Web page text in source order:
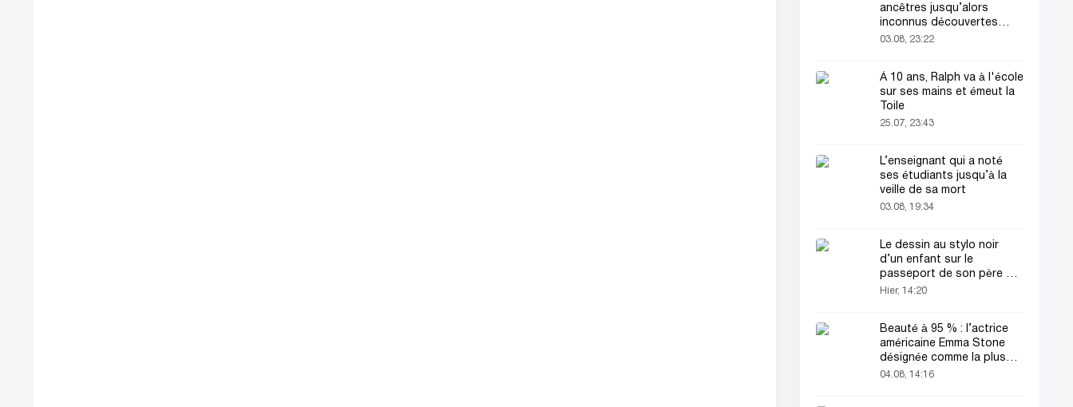
ancêtres jusqu’alors
inconnus découvertes
dans l’ADN humain
03.08, 23:22
À 10 ans, Ralph va à l'école
sur ses mains et émeut la
Toile
25.07, 23:43
L’enseignant qui a noté
ses étudiants jusqu’à la
veille de sa mort
03.08, 19:34
Le dessin au stylo noir
d’un enfant sur le
passeport de son père a
attiré tous les regards
Hier, 14:20
Beauté à 95 % : l’actrice
américaine Emma Stone
désignée comme la plus
belle femme du monde !
04.08, 14:16